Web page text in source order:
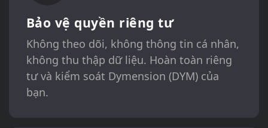
Bảo vệ quyền riêng tư
Không theo dõi, không thông tin cá nhân,
không thu thập dữ liệu. Hoàn toàn riêng
tư và kiểm soát Dymension (DYM) của
bạn.